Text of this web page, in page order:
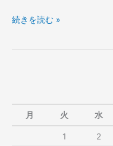
「Ａ
続きを読む »
月 火 水
1 2